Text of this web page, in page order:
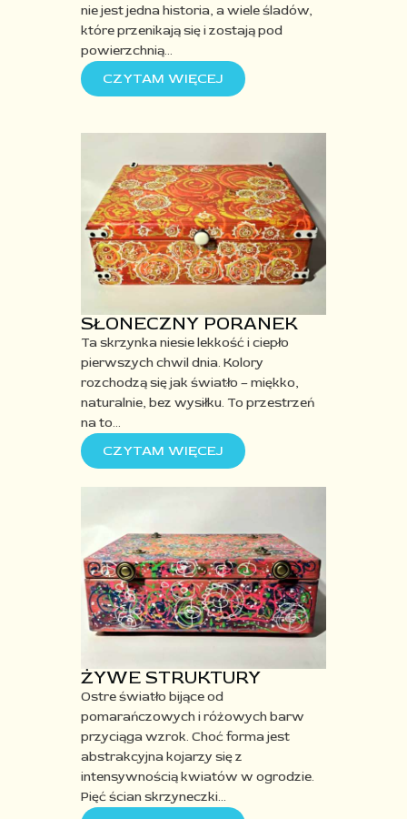
nie jest jedna historia, awiele śladów,
które przenikają się i zostają pod
powierzchnią…
CZYTAM WIĘCEJ
SŁONECZNY PORANEK
Ta skrzynka niesie lekkość i ciepło
pierwszych chwil dnia. Kolory
rozchodzą się jak światło – miękko,
naturalnie, bez wysiłku. To przestrzeń
na to…
CZYTAM WIĘCEJ
ŻYWE STRUKTURY
Ostre światło bijące od
pomarańczowych i różowych barw
przyciąga wzrok. Choć forma jest
abstrakcyjna kojarzy się z
intensywnością kwiatów w ogrodzie.
Pięć ścian skrzyneczki…